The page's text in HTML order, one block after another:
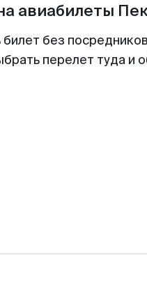
авиабилеты
без
перелет туда и